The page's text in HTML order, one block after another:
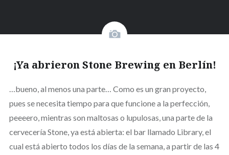
¡Ya abrieron Stone Brewing en Berlín!
…bueno, al menos una parte… Como es un gran proyecto,
pues se necesita tiempo para que funcione a la perfección,
peeeero, mientras son maltosas o lupulosas, una parte de la
cervecería Stone, ya está abierta: el bar llamado Library, el
cual está abierto todos los días de la semana, a partir de las 4